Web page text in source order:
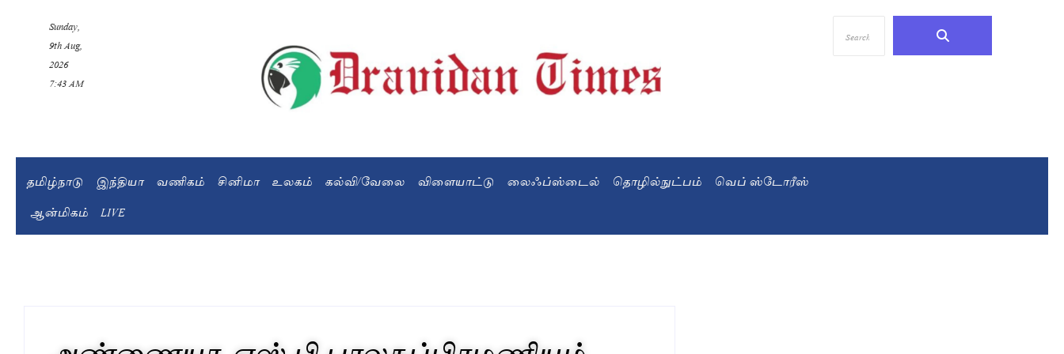
Sunday,
9th Aug,
2026
7:43 AM
தமிழ்நாடு இந்தியா வணிகம் சினிமா உலகம் கல்வி/வேலை விளையாட்டு லைஃப்ஸ்டைல் தொழில்நுட்பம்
வெப் ஸ்டோரீஸ்
ஆன்மிகம்
LIVE